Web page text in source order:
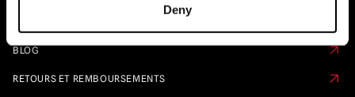
Deny
BLOG
RETOURS ET REMBOURSEMENTS